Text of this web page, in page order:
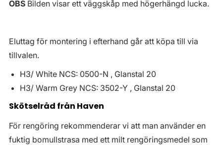
OBS Bilden visar ett väggskåp med högerhängd lucka.
Eluttag för montering i efterhand går att köpa till via
tillvalen.
H3/ White NCS: 0500-N , Glanstal 20
H3/ Warm Grey NCS: 3502-Y , Glanstal 20
Skötselråd från Haven
För rengöring rekommenderar vi att man använder en
fuktig bomullstrasa med ett milt rengöringsmedel som